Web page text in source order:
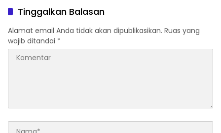
Tinggalkan Balasan
Alamat email Anda tidak akan dipublikasikan. Ruas yang
wajib ditandai *